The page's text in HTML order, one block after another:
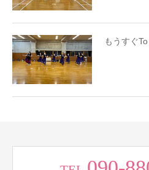
もうすぐTo